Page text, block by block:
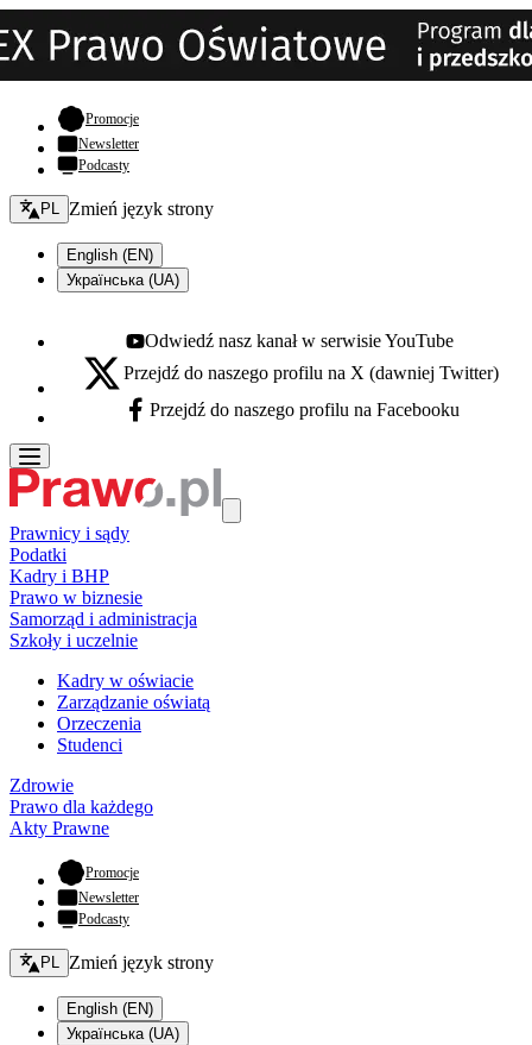
Promocje- otwiera się w nowej karcie
Newsletter
Podcasty
Zmień język - bieżący:
PL Zmień język strony
English (EN)
Українська (UA)
Youtube - otwiera się w nowej karcie
Odwiedź nasz kanał w serwisie YouTube
X - otwiera się w nowej karcie
Przejdź do naszego profilu na X (dawniej Twitter)
Facebook - otwiera się w nowej karcie
Przejdź do naszego profilu na Facebooku
Prawnicy i sądy
Podatki
Kadry i BHP
Prawo w biznesie
Samorząd i administracja
Szkoły i uczelnie
Kadry w oświacie
Zarządzanie oświatą
Orzeczenia
Studenci
Zdrowie
Prawo dla każdego
Akty Prawne
Promocje- otwiera się w nowej karcie
Newsletter
Podcasty
Zmień język - bieżący:
PL Zmień język strony
English (EN)
Українська (UA)